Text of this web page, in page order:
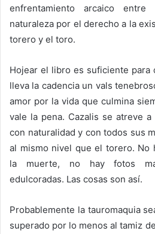
enfrentamiento arcaico
naturaleza por el derecho a la
torero y el toro.
Hojear el libro es suficiente para
lleva la cadencia un vals
amor por la vida que culmina
vale la pena. Cazalis se atreve
con naturalidad y con todos sus
al mismo nivel que el torero. No
la muerte, no hay fotos
edulcoradas. Las cosas son así.
Probablemente la tauromaquia
superado por lo menos al tamiz